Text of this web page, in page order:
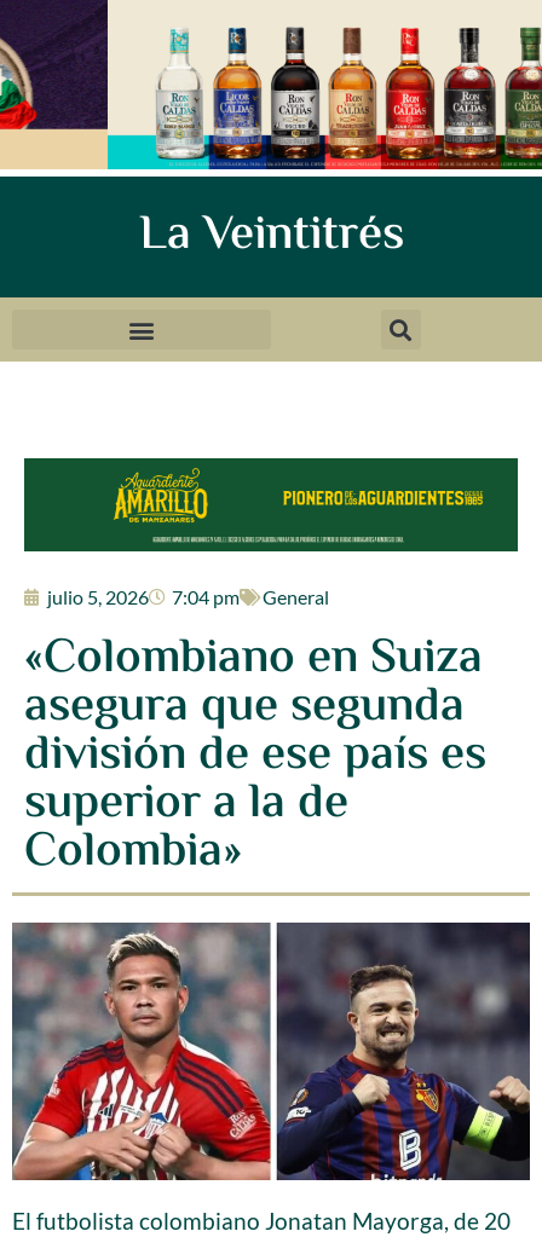
La Veintitrés
julio 5, 2026 7:04 pm General
«Colombiano en Suiza
asegura que segunda
división de ese país es
superior a la de
Colombia»
El futbolista colombiano Jonatan Mayorga, de 20